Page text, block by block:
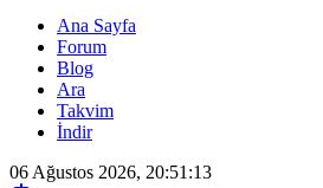
Ana Sayfa
Forum
Blog
Ara
Takvim
İndir
06 Ağustos 2026, 20:51:13